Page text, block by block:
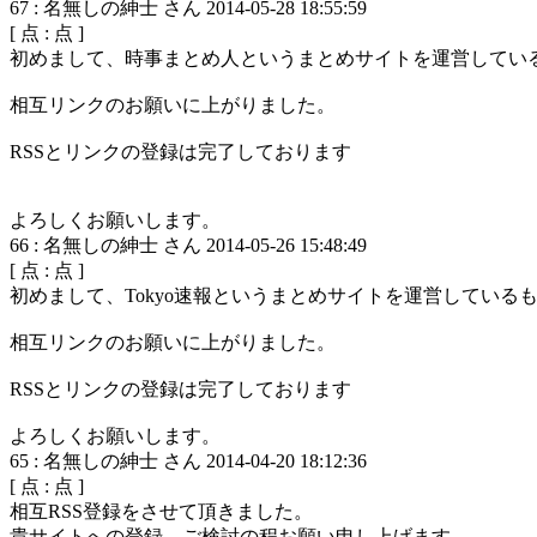
67 : 名無しの紳士 さん 2014-05-28 18:55:59
[ 点 : 点 ]
初めまして、時事まとめ人というまとめサイトを運営してい
相互リンクのお願いに上がりました。
RSSとリンクの登録は完了しております
よろしくお願いします。
66 : 名無しの紳士 さん 2014-05-26 15:48:49
[ 点 : 点 ]
初めまして、Tokyo速報というまとめサイトを運営しているも
相互リンクのお願いに上がりました。
RSSとリンクの登録は完了しております
よろしくお願いします。
65 : 名無しの紳士 さん 2014-04-20 18:12:36
[ 点 : 点 ]
相互RSS登録をさせて頂きました。